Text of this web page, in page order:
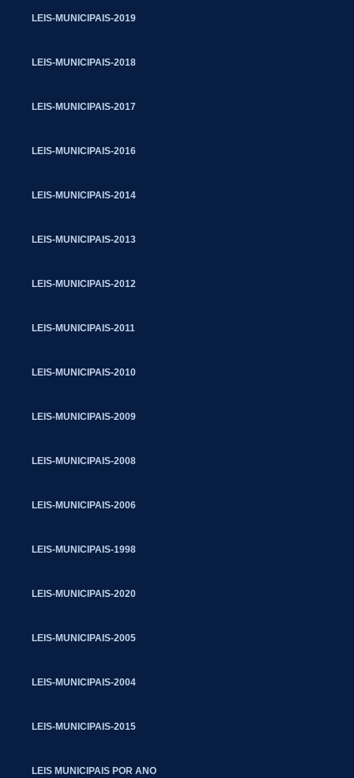
LEIS-MUNICIPAIS-2019
LEIS-MUNICIPAIS-2018
LEIS-MUNICIPAIS-2017
LEIS-MUNICIPAIS-2016
LEIS-MUNICIPAIS-2014
LEIS-MUNICIPAIS-2013
LEIS-MUNICIPAIS-2012
LEIS-MUNICIPAIS-2011
LEIS-MUNICIPAIS-2010
LEIS-MUNICIPAIS-2009
LEIS-MUNICIPAIS-2008
LEIS-MUNICIPAIS-2006
LEIS-MUNICIPAIS-1998
LEIS-MUNICIPAIS-2020
LEIS-MUNICIPAIS-2005
LEIS-MUNICIPAIS-2004
LEIS-MUNICIPAIS-2015
LEIS MUNICIPAIS POR ANO